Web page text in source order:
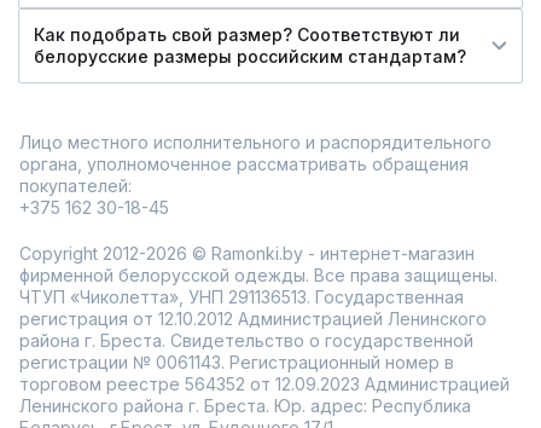
Как подобрать свой размер? Соответствуют ли
белорусские размеры российским стандартам?
Лицо местного исполнительного и распорядительного
органа, уполномоченное рассматривать обращения
покупателей:
+375 162 30-18-45
Copyright 2012-2026 © Ramonki.by - интернет-магазин
фирменной белорусской одежды. Все права защищены.
ЧТУП «Чиколетта», УНП 291136513. Государственная
регистрация от 12.10.2012 Администрацией Ленинского
района г. Бреста. Свидетельство о государственной
регистрации № 0061143. Регистрационный номер в
торговом реестре 564352 от 12.09.2023 Администрацией
Ленинского района г. Бреста. Юр. адрес: Республика